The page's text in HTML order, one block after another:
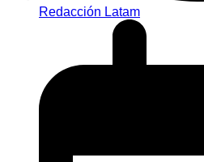
Redacción Latam